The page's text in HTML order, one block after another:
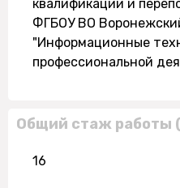
квалификации и
ФГБОУ ВО
"Информационные
профессиональной
Общий стаж работы
16